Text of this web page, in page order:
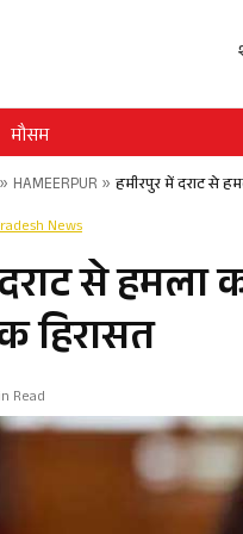
मौसम
» HAMEERPUR » हमीरपुर में दराट से
News
से
हिरासत
Read